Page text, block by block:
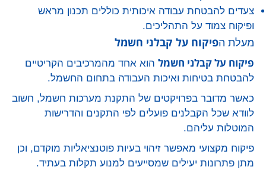
צעדים להבטחת עבודה איכותית כוללים תכנון מראש
ופיקוח צמוד על התהליכים.
מעלת הפיקוח על קבלני חשמל
פיקוח על קבלני חשמלהוא אחד מהמרכיבים הקריטיים
להבטחת בטיחות ואיכות העבודה בתחום החשמל.
כאשר מדובר בפרויקטים של התקנת מערכות חשמל, חשוב
לוודא שכל הקבלנים פועלים לפי התקנים והדרישות
המוטלות עליהם.
פיקוח מקצועי מאפשר זיהוי בעיות פוטנציאליות מוקדם, וכן
מתן פתרונות יעילים שמסייעים למנוע תקלות בעתיד.